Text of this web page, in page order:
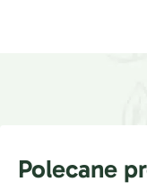
Polecane